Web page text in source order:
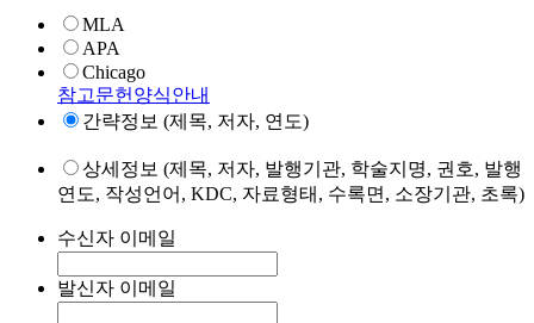
MLA
APA
Chicago
참고문헌양식안내
간략정보 (제목, 저자, 연도)
상세정보 (제목, 저자, 발행기관, 학술지명, 권호, 발행
연도, 작성언어, KDC, 자료형태, 수록면, 소장기관, 초록)
수신자 이메일
발신자 이메일